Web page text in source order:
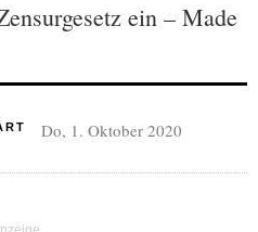
ein – Made
Do, 1. Oktober 2020